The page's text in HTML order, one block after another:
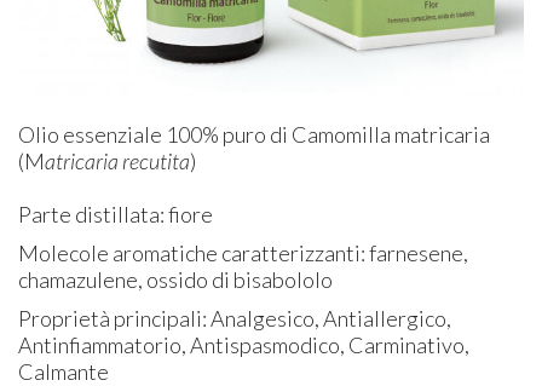
Olio essenziale 100% puro di Camomilla matricaria
(Matricaria recutita)
Parte distillata: fiore
Molecole aromatiche caratterizzanti: farnesene,
chamazulene, ossido di bisabololo
Proprietà principali: Analgesico, Antiallergico,
Antinfiammatorio, Antispasmodico, Carminativo,
Calmante